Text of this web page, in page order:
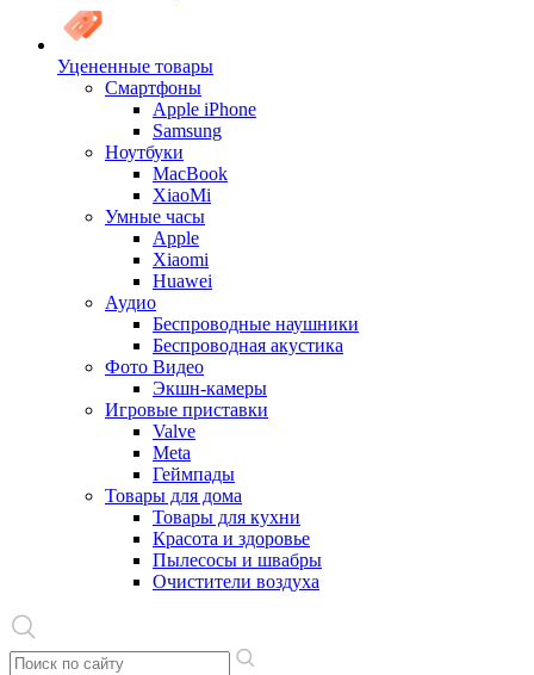
Уцененные товары
Cмартфоны
Apple iPhone
Samsung
Ноутбуки
MacBook
XiaoMi
Умные часы
Apple
Xiaomi
Huawei
Аудио
Беспроводные наушники
Беспроводная акустика
Фото Видео
Экшн-камеры
Игровые приставки
Valve
Meta
Геймпады
Товары для дома
Товары для кухни
Красота и здоровье
Пылесосы и швабры
Очистители воздуха